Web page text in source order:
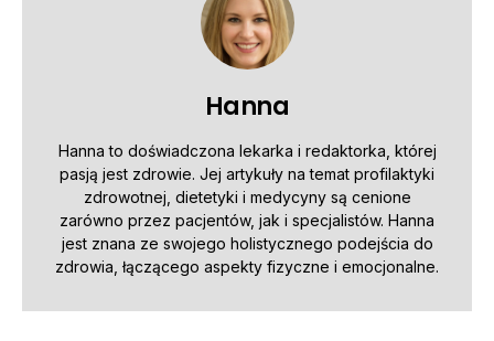
Hanna
Hanna to doświadczona lekarka i redaktorka, której
pasją jest zdrowie. Jej artykuły na temat profilaktyki
zdrowotnej, dietetyki i medycyny są cenione
zarówno przez pacjentów, jak i specjalistów. Hanna
jest znana ze swojego holistycznego podejścia do
zdrowia, łączącego aspekty fizyczne i emocjonalne.